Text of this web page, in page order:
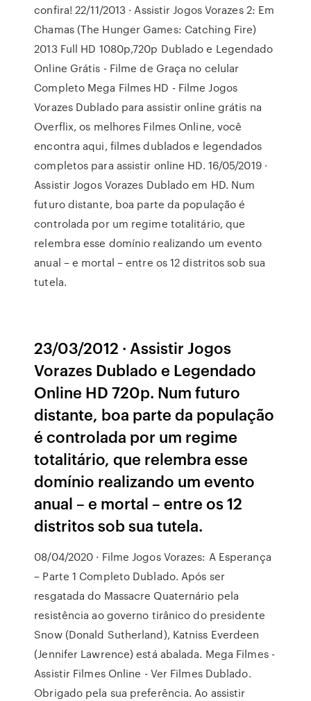
confira! 22/11/2013 · Assistir Jogos Vorazes 2: Em
Chamas (The Hunger Games: Catching Fire)
2013 Full HD 1080p,720p Dublado e Legendado
Online Grátis - Filme de Graça no celular
Completo Mega Filmes HD - Filme Jogos
Vorazes Dublado para assistir online grátis na
Overflix, os melhores Filmes Online, você
encontra aqui, filmes dublados e legendados
completos para assistir online HD. 16/05/2019 ·
Assistir Jogos Vorazes Dublado em HD. Num
futuro distante, boa parte da população é
controlada por um regime totalitário, que
relembra esse domínio realizando um evento
anual – e mortal – entre os 12 distritos sob sua
tutela.
23/03/2012 · Assistir Jogos
Vorazes Dublado e Legendado
Online HD 720p. Num futuro
distante, boa parte da população
é controlada por um regime
totalitário, que relembra esse
domínio realizando um evento
anual – e mortal – entre os 12
distritos sob sua tutela.
08/04/2020 · Filme Jogos Vorazes: A Esperança
– Parte 1 Completo Dublado. Após ser
resgatada do Massacre Quaternário pela
resistência ao governo tirânico do presidente
Snow (Donald Sutherland), Katniss Everdeen
(Jennifer Lawrence) está abalada. Mega Filmes -
Assistir Filmes Online - Ver Filmes Dublado.
Obrigado pela sua preferência. Ao assistir